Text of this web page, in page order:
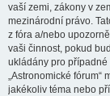
vaší zemi, zákony v
mezinárodní právo.
z fóra a/nebo
vaši činnost, pokud
ukládány pro případné
„Astronomické fórum“
jakékoliv téma nebo